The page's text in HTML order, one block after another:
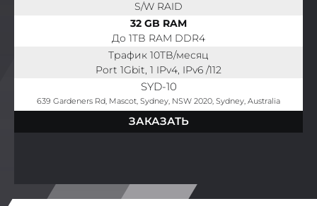
S/W RAID
32 GB RAM
До 1TB RAM DDR4
Трафик 10TB/месяц
Port 1Gbit, 1 IPv4, IPv6 /112
SYD-10
639 Gardeners Rd, Mascot, Sydney, NSW 2020, Sydney, Australia
ЗАКАЗАТЬ